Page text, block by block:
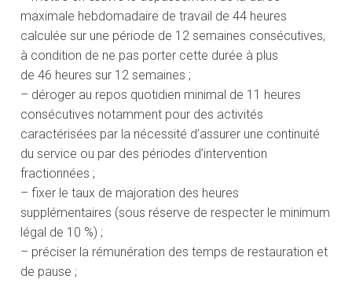
maximale hebdomadaire de travail de 44 heures
calculée sur une période de 12 semaines consécutives,
à condition de ne pas porter cette durée à plus
de 46 heures sur 12 semaines ;
– déroger au repos quotidien minimal de 11 heures
consécutives notamment pour des activités
caractérisées par la nécessité d’assurer une continuité
du service ou par des périodes d’intervention
fractionnées ;
– fixer le taux de majoration des heures
supplémentaires (sous réserve de respecter le minimum
légal de 10 %) ;
– préciser la rémunération des temps de restauration et
de pause ;